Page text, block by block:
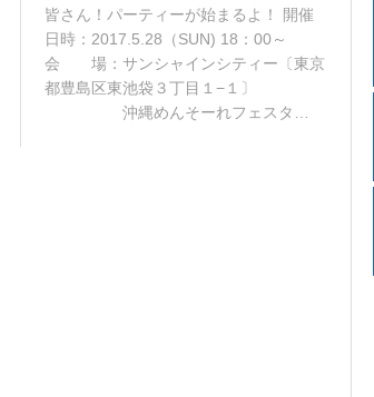
皆さん！パーティーが始まるよ！ 開催
日時：2017.5.28（SUN) 18：00～
会 場：サンシャインシティー〔東京
都豊島区東池袋３丁目１−１〕
沖縄めんそーれフェスタ…